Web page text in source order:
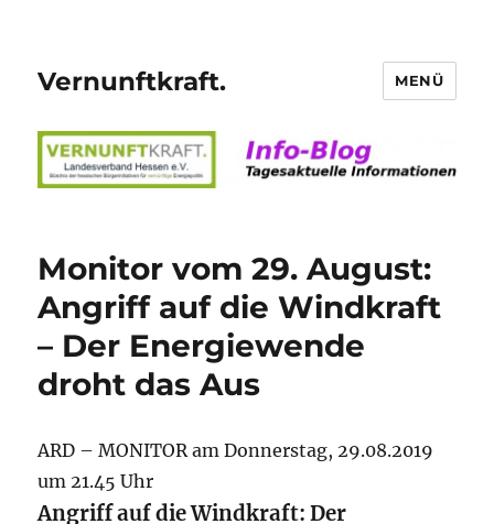
Vernunftkraft. MENÜ
Monitor vom 29. August:
Angriff auf die Windkraft
– Der Energiewende
droht das Aus
ARD – MONITOR am Donnerstag, 29.08.2019
um 21.45 Uhr
Angriff auf die Windkraft: Der